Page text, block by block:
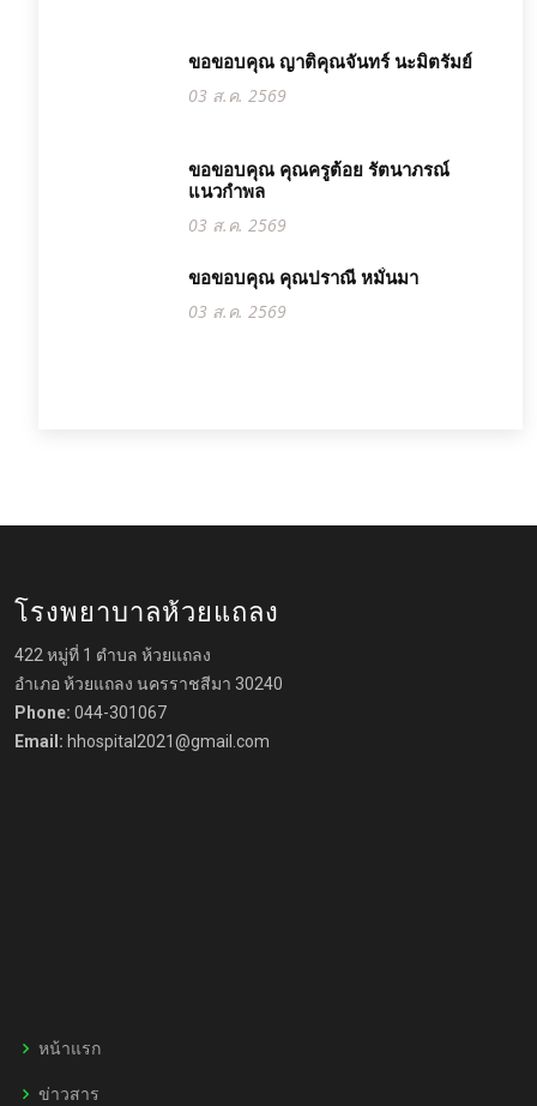
ขอขอบคุณ ญาติคุณจันทร์ นะมิตรัมย์
03 ส.ค. 2569
ขอขอบคุณ คุณครูต้อย รัตนาภรณ์
แนวกำพล
03 ส.ค. 2569
ขอขอบคุณ คุณปราณี หมั่นมา
03 ส.ค. 2569
โรงพยาบาลห้วยแถลง
422 หมู่ที่ 1 ตำบล ห้วยแถลง
อำเภอ ห้วยแถลง นครราชสีมา 30240
Phone: 044-301067
Email: hhospital2021@gmail.com
หน้าแรก
ข่าวสาร